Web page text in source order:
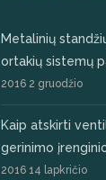
Metalinių
ortakių sistemų
2016 2 gruodžio
Kaip atskirti
gerinimo
2016 14 lapkričio